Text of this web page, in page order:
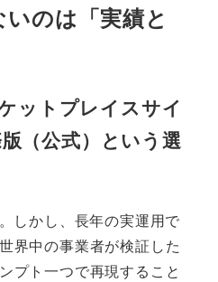
のは「実績と
ットプレイスサイ
（公式）という選
しかし、長年の実運用で
界中の事業者が検証した
プト一つで再現すること